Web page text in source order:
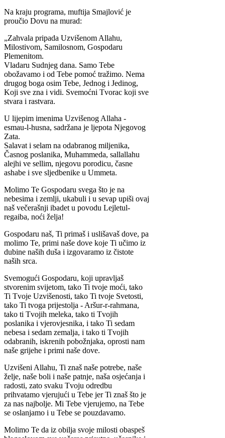
Na kraju programa, muftija Smajlović je
proučio Dovu na murad:
„Zahvala pripada Uzvišenom Allahu,
Milostivom, Samilosnom, Gospodaru
Plemenitom.
Vladaru Sudnjeg dana. Samo Tebe
obožavamo i od Tebe pomoć tražimo. Nema
drugog boga osim Tebe, Jednog i Jedinog,
Koji sve zna i vidi. Svemoćni Tvorac koji sve
stvara i rastvara.
U lijepim imenima Uzvišenog Allaha -
esmau-l-husna, sadržana je ljepota Njegovog
Zata.
Salavat i selam na odabranog miljenika,
Časnog poslanika, Muhammeda, sallallahu
alejhi ve sellim, njegovu porodicu, časne
ashabe i sve sljedbenike u Ummeta.
Molimo Te Gospodaru svega što je na
nebesima i zemlji, ukabuli i u sevap upiši ovaj
naš večerašnji ibadet u povodu Lejletul-
regaiba, noći želja!
Gospodaru naš, Ti primaš i uslišavaš dove, pa
molimo Te, primi naše dove koje Ti učimo iz
dubine naših duša i izgovaramo iz čistote
naših srca.
Svemogući Gospodaru, koji upravljaš
stvorenim svijetom, tako Ti tvoje moći, tako
Ti Tvoje Uzvišenosti, tako Ti tvoje Svetosti,
tako Ti tvoga prijestolja - Aršur-r-rahmana,
tako ti Tvojih meleka, tako ti Tvojih
poslanika i vjerovjesnika, i tako Ti sedam
nebesa i sedam zemalja, i tako ti Tvojih
odabranih, iskrenih pobožnjaka, oprosti nam
naše grijehe i primi naše dove.
Uzvišeni Allahu, Ti znaš naše potrebe, naše
želje, naše boli i naše patnje, naša osjećanja i
radosti, zato svaku Tvoju odredbu
prihvatamo vjerujući u Tebe jer Ti znaš što je
za nas najbolje. Mi Tebe vjerujemo, na Tebe
se oslanjamo i u Tebe se pouzdavamo.
Molimo Te da iz obilja svoje milosti obaspeš